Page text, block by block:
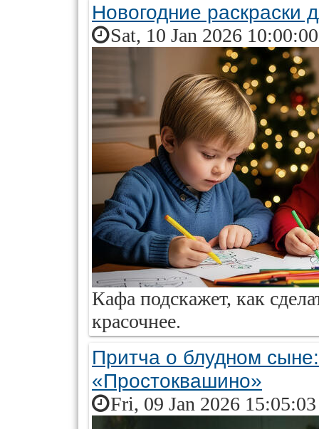
Новогодние раскраски
Sat, 10 Jan 2026
Кафа подскажет, как
красочнее.
Притча о блудном
«Простоквашино»
Fri, 09 Jan 2026